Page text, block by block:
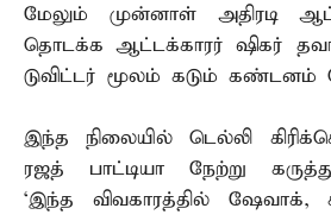
மேலும் முன்னாள் அதிரடி
தொடக்க ஆட்டக்காரர் ஷிகர்
டுவிட்டர் மூலம் கடும் கண்டனம்
இந்த நிலையில் டெல்லி
ரஜத் பாட்டியா நேற்று
‘இந்த விவகாரத்தில் ஷேவாக்,